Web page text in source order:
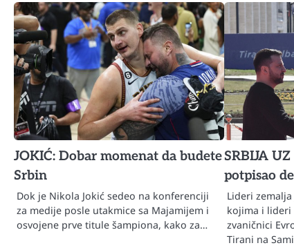
JOKIĆ: Dobar momenat da budete
Srbin
Dok je Nikola Jokić sedeo na konferenciji
za medije posle utakmice sa Majamijem i
osvojene prve titule šampiona, kako za…
SRBIJA
potpisao
Lideri
kojima i lideri
zvaničnici
Tirani na